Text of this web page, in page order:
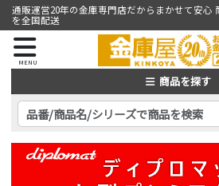
通販運営20年の金庫専門店だからまかせて安心
を全国配送
MENU
商品を探す